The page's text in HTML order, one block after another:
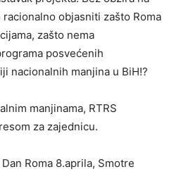
objasniti zašto Roma
zašto nema
posvećenih
nacionalnih manjina u BiH!?
manjinama, RTRS
za zajednicu.
Roma 8.aprila, Smotre